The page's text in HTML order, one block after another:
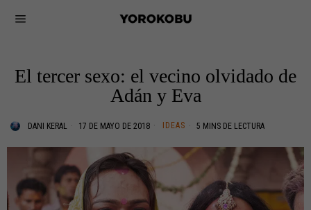
El tercer sexo: el vecino olvidado de
Adán y Eva
DANI KERAL 17 DE MAYO DE 2018 IDEAS 5 MINS DE LECTURA